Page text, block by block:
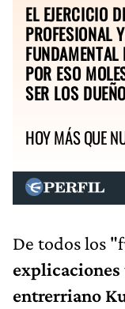
EL EJERCICIO
PROFESIONAL
POR ESO
SER LOS
HOY MÁS QUE
De todos los
explicaciones
entrerriano